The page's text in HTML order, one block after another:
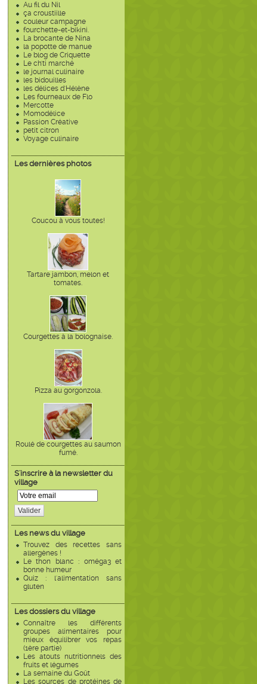
Au fil du Nil
ça croustiille
couleur campagne
fourchette-et-bikini.
La brocante de Nina
la popotte de manue
Le blog de Criquette
Le ch'ti marché
le journal culinaire
les bidouilles
les délices d'Hélène
Les fourneaux de Flo
Mercotte
Momodélice
Passion Créative
petit citron
Voyage culinaire
Les dernières photos
Coucou à vous toutes!
Tartare jambon, melon et
tomates.
Courgettes à la bolognaise.
Pizza au gorgonzola.
Roulé de courgettes au saumon
fumé.
S'inscrire à la newsletter du
village
Valider
Les news du village
Trouvez des recettes sans
allergènes !
Le thon blanc : oméga3 et
bonne humeur
Quiz : l'alimentation sans
gluten
Les dossiers du village
Connaître les différents
groupes alimentaires pour
mieux équilibrer vos repas
(1ère partie)
Les atouts nutritionnels des
fruits et légumes
La semaine du Goût
Les sources de protéines de